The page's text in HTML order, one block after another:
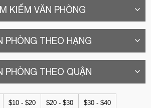
KIẾM VĂN PHÒNG
PHÒNG THEO HẠNG
PHÒNG THEO QUẬN
$10 - $20 $20 - $30 $30 - $40